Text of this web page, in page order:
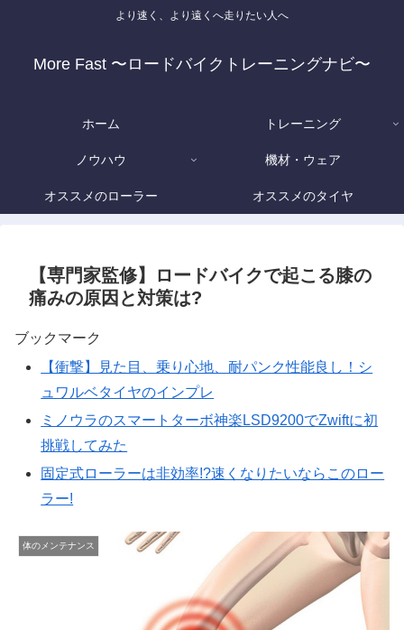
より速く、より遠くへ走りたい人へ
More Fast 〜ロードバイクトレーニングナビ〜
ホーム トレーニング
ノウハウ 機材・ウェア
オススメのローラー オススメのタイヤ
【専門家監修】ロードバイクで起こる膝の
痛みの原因と対策は?
ブックマーク
【衝撃】見た目、乗り心地、耐パンク性能良し！シ
ュワルベタイヤのインプレ
ミノウラのスマートターボ神楽LSD9200でZwiftに初
挑戦してみた
固定式ローラーは非効率!?速くなりたいならこのロー
ラー!
体のメンテナンス